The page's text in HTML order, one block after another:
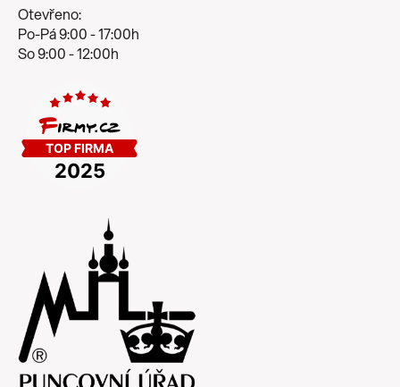
Otevřeno:
Po-Pá 9:00 - 17:00h
So 9:00 - 12:00h